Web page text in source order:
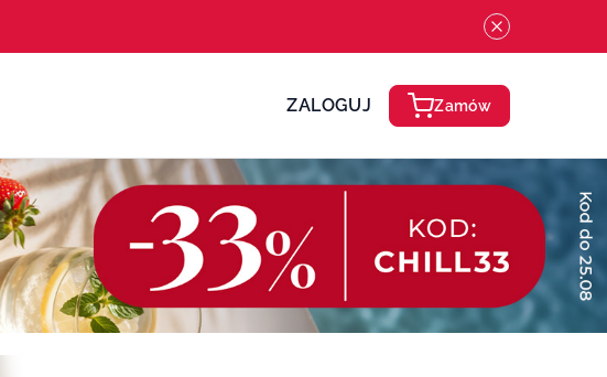
ZALOGUJ Zamów